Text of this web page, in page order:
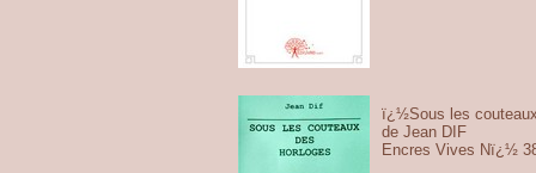
ï¿½Sous les
de Jean DIF
Encres Vives Nï¿½